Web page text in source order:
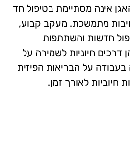
אינה מסתיימת בטיפול חד
מתמשכת. מעקב קבוע,
חדשות והשתתפות
דרכים חיוניות לשמירה על
על הבריאות הפיזית
חיוביות לאורך זמן.